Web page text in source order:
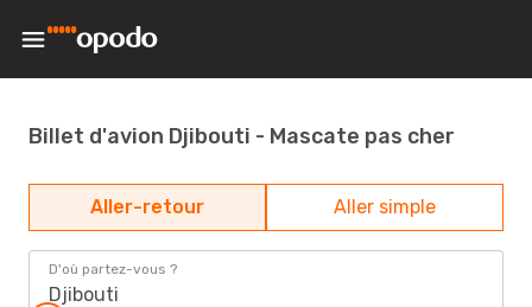
Billet d'avion Djibouti - Mascate pas cher
Aller-retour Aller simple
D'où partez-vous ?
Djibouti